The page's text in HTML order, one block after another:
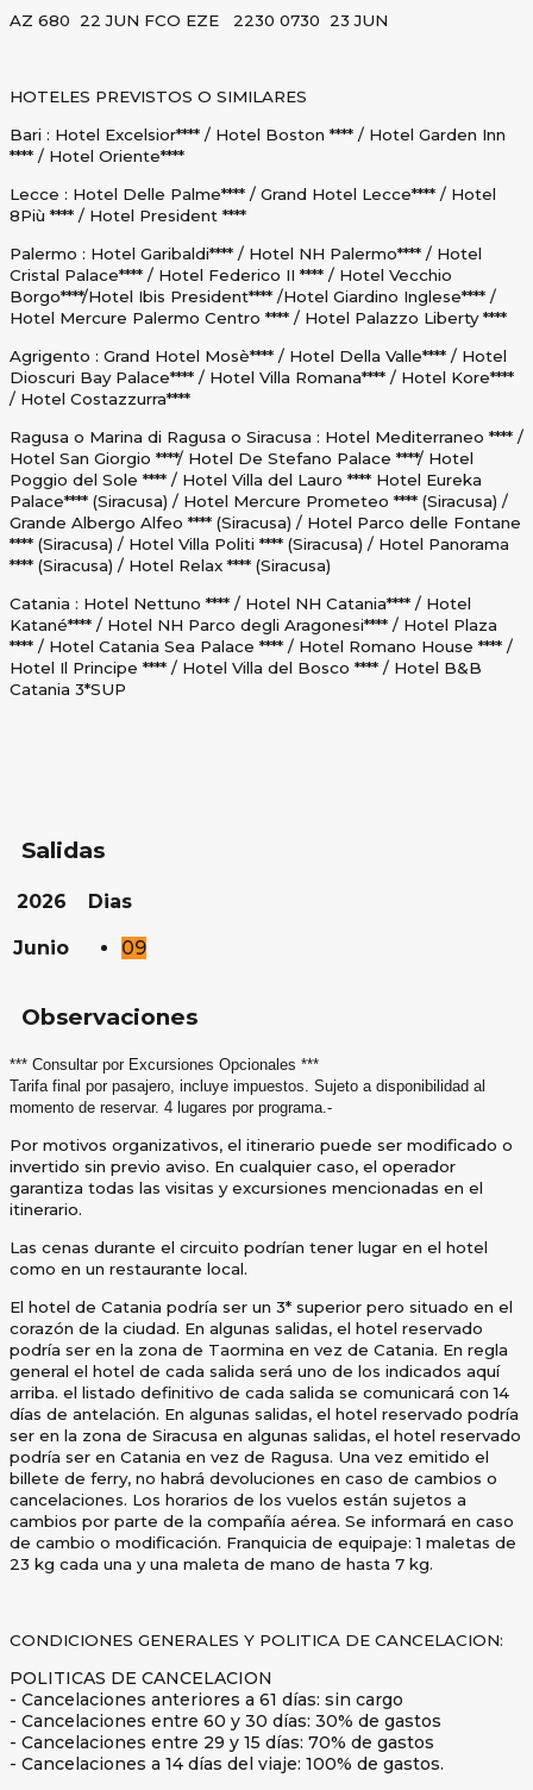
AZ 680 22 JUN FCO EZE 2230 0730 23 JUN
HOTELES PREVISTOS O SIMILARES
Bari : Hotel Excelsior**** / Hotel Boston **** / Hotel Garden Inn
**** / Hotel Oriente****
Lecce : Hotel Delle Palme**** / Grand Hotel Lecce**** / Hotel
8Più **** / Hotel President ****
Palermo : Hotel Garibaldi**** / Hotel NH Palermo**** / Hotel
Cristal Palace**** / Hotel Federico II **** / Hotel Vecchio
Borgo****/Hotel Ibis President**** /Hotel Giardino Inglese**** /
Hotel Mercure Palermo Centro **** / Hotel Palazzo Liberty ****
Agrigento : Grand Hotel Mosè**** / Hotel Della Valle**** / Hotel
Dioscuri Bay Palace**** / Hotel Villa Romana**** / Hotel Kore****
/ Hotel Costazzurra****
Ragusa o Marina di Ragusa o Siracusa : Hotel Mediterraneo **** /
Hotel San Giorgio ****/ Hotel De Stefano Palace ****/ Hotel
Poggio del Sole **** / Hotel Villa del Lauro **** Hotel Eureka
Palace**** (Siracusa) / Hotel Mercure Prometeo **** (Siracusa) /
Grande Albergo Alfeo **** (Siracusa) / Hotel Parco delle Fontane
**** (Siracusa) / Hotel Villa Politi **** (Siracusa) / Hotel Panorama
**** (Siracusa) / Hotel Relax **** (Siracusa)
Catania : Hotel Nettuno **** / Hotel NH Catania**** / Hotel
Katané**** / Hotel NH Parco degli Aragonesi**** / Hotel Plaza
**** / Hotel Catania Sea Palace **** / Hotel Romano House **** /
Hotel Il Principe **** / Hotel Villa del Bosco **** / Hotel B&B
Catania 3*SUP
Salidas
2026 Dias
Junio 09
Observaciones
*** Consultar por Excursiones Opcionales ***
Tarifa final por pasajero, incluye impuestos. Sujeto a disponibilidad al
momento de reservar. 4 lugares por programa.-
Por motivos organizativos, el itinerario puede ser modificado o
invertido sin previo aviso. En cualquier caso, el operador
garantiza todas las visitas y excursiones mencionadas en el
itinerario.
Las cenas durante el circuito podrían tener lugar en el hotel
como en un restaurante local.
El hotel de Catania podría ser un 3* superior pero situado en el
corazón de la ciudad. En algunas salidas, el hotel reservado
podría ser en la zona de Taormina en vez de Catania. En regla
general el hotel de cada salida será uno de los indicados aquí
arriba. el listado definitivo de cada salida se comunicará con 14
días de antelación. En algunas salidas, el hotel reservado podría
ser en la zona de Siracusa en algunas salidas, el hotel reservado
podría ser en Catania en vez de Ragusa. Una vez emitido el
billete de ferry, no habrá devoluciones en caso de cambios o
cancelaciones. Los horarios de los vuelos están sujetos a
cambios por parte de la compañía aérea. Se informará en caso
de cambio o modificación. Franquicia de equipaje: 1 maletas de
23 kg cada una y una maleta de mano de hasta 7 kg.
CONDICIONES GENERALES Y POLITICA DE CANCELACION:
POLITICAS DE CANCELACION
- Cancelaciones anteriores a 61 días: sin cargo
- Cancelaciones entre 60 y 30 días: 30% de gastos
- Cancelaciones entre 29 y 15 días: 70% de gastos
- Cancelaciones a 14 días del viaje: 100% de gastos.